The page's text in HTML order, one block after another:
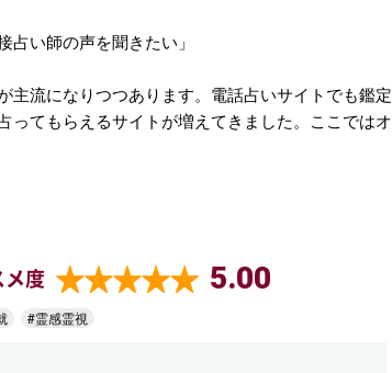
い師の声を聞きたい」
流になりつつあります。電話占いサイトでも鑑定
てもらえるサイトが増えてきました。ここではオ
度 5.00
#霊感霊視